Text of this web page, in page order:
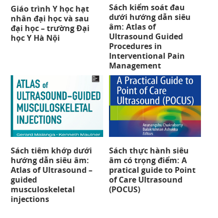
Giáo trình Y học hạt
nhân đại học và sau
đại học – trường Đại
học Y Hà Nội
Sách kiểm soát đau
dưới hướng dẫn siêu
âm: Atlas of
Ultrasound Guided
Procedures in
Interventional Pain
Management
Sách tiêm khớp dưới
hướng dẫn siêu âm:
Atlas of Ultrasound –
guided
musculoskeletal
injections
Sách thực hành siêu
âm có trọng điểm: A
pratical guide to Point
of Care Ultrasound
(POCUS)